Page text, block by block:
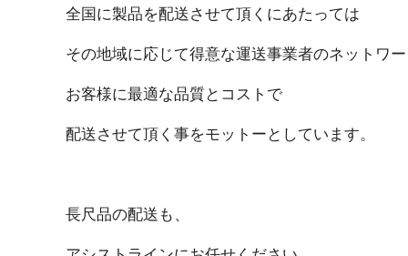
全国に製品を配送させて頂くにあ た っ て は
その地域に応じて得意な運送事業者のネットワー
お客様に最適な品質と コ ス ト で
配送させて頂く事をモットーとして い ま す 。
長尺品の 配 送 も 、